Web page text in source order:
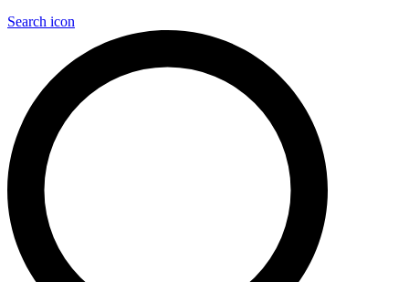
Search icon